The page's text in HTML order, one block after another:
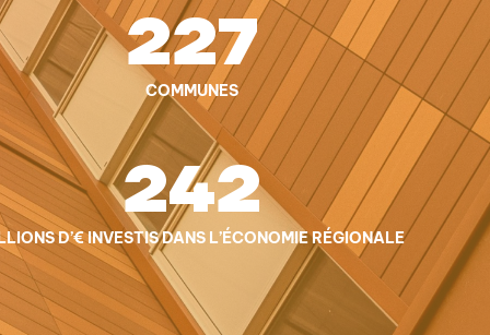
227
COMMUNES
242
D’€ INVESTIS DANS L’ÉCONOMIE RÉGIONALE